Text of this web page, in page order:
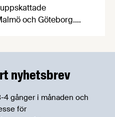
och Göteborg.
nyhetsbrev
4 gånger i månaden och
för